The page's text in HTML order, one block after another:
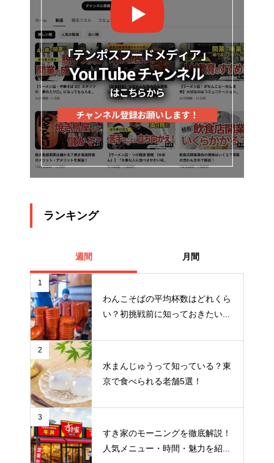
ランキング
週間 月間
1
わんこそばの平均杯数はどれくら
い？初挑戦前に知っておきたい...
2
水まんじゅうって知っている？東
京で食べられる老舗5選！
3
すき家のモーニングを徹底解説！
人気メニュー・時間・魅力を紹...